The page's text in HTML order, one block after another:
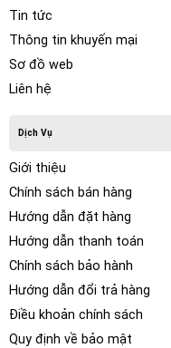
Tin tức
Thông tin khuyến mại
Sơ đồ web
Liên hệ
Dịch Vụ
Giới thiệu
Chính sách bán hàng
Hướng dẫn đặt hàng
Hướng dẫn thanh toán
Chính sách bảo hành
Hướng dẫn đổi trả hàng
Điều khoản chính sách
Quy định về bảo mật